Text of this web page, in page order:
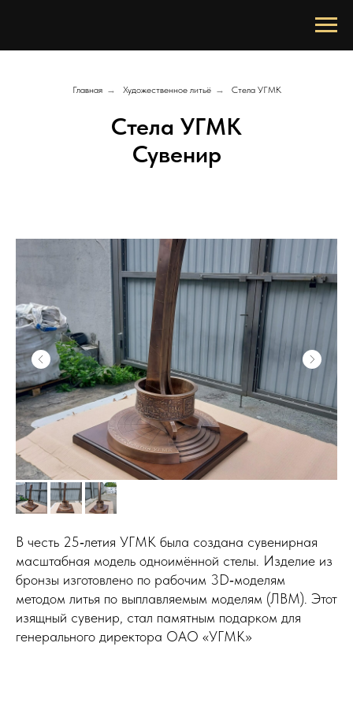
Главная → Художественное литьё → Стела УГМК
Стела УГМК
Сувенир
В честь 25‑летия УГМК была создана сувенирная
масштабная модель одноимённой стелы. Изделие из
бронзы изготовлено по рабочим 3D‑моделям
методом литья по выплавляемым моделям (ЛВМ). Этот
изящный сувенир, стал памятным подарком для
генерального директора ОАО «УГМК»